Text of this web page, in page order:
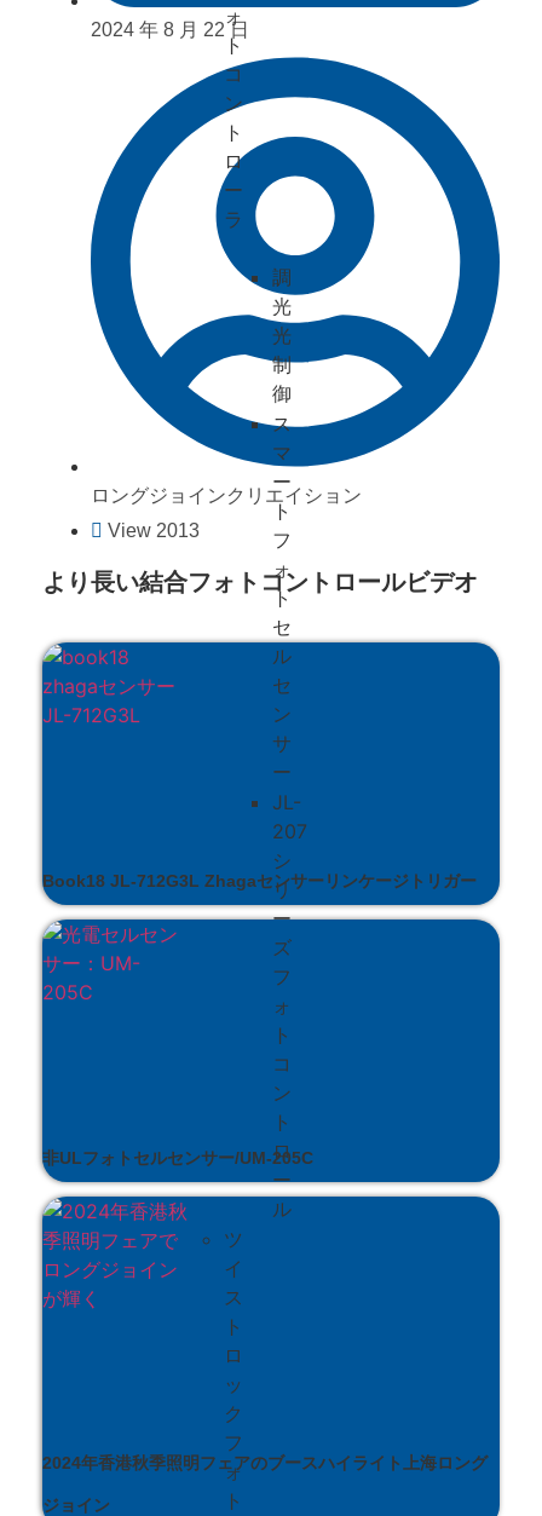
ォ
ト
コ
ン
ト
ロ
ー
ラ
調
光
光
制
御
ス
マ
ー
ト
フ
ォ
ト
セ
ル
セ
ン
サ
ー
JL-
207
シ
リ
ー
ズ
フ
ォ
ト
コ
ン
ト
ロ
ー
ル
ツ
イ
ス
ト
ロ
ッ
ク
フ
ォ
ト
2024 年 8 月 22 日
ロングジョインクリエイション
View 2013
より長い結合フォトコントロールビデオ
Book18 JL-712G3L Zhagaセンサーリンケージトリガー
非ULフォトセルセンサー/UM-205C
2024年香港秋季照明フェアのブースハイライト上海ロング
ジョイン